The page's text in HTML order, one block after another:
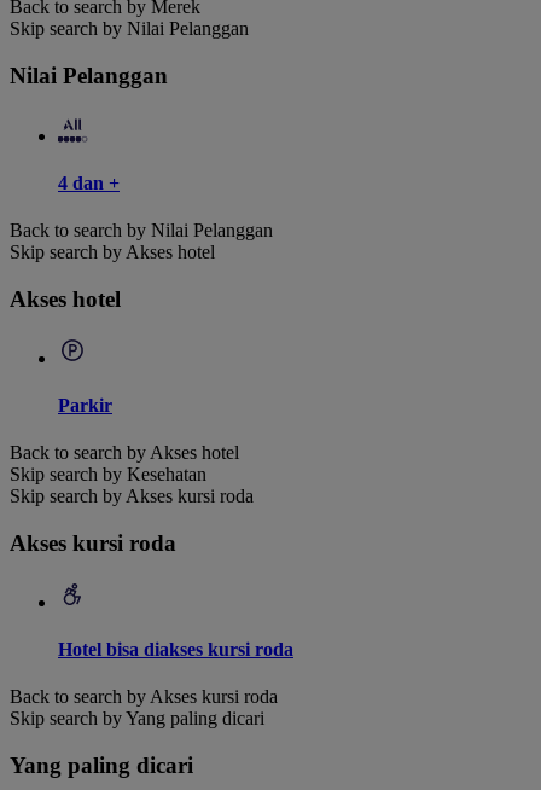
Back to search by Merek
Skip search by Nilai Pelanggan
Nilai Pelanggan
4 dan +
Back to search by Nilai Pelanggan
Skip search by Akses hotel
Akses hotel
Parkir
Back to search by Akses hotel
Skip search by Kesehatan
Skip search by Akses kursi roda
Akses kursi roda
Hotel bisa diakses kursi roda
Back to search by Akses kursi roda
Skip search by Yang paling dicari
Yang paling dicari